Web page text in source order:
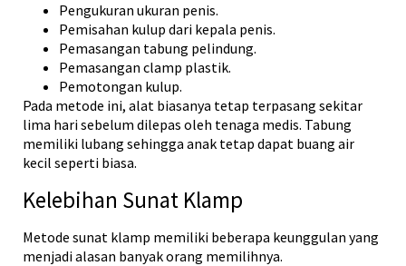
Pengukuran ukuran penis.
Pemisahan kulup dari kepala penis.
Pemasangan tabung pelindung.
Pemasangan clamp plastik.
Pemotongan kulup.
Pada metode ini, alat biasanya tetap terpasang sekitar
lima hari sebelum dilepas oleh tenaga medis. Tabung
memiliki lubang sehingga anak tetap dapat buang air
kecil seperti biasa.
Kelebihan Sunat Klamp
Metode sunat klamp memiliki beberapa keunggulan yang
menjadi alasan banyak orang memilihnya.